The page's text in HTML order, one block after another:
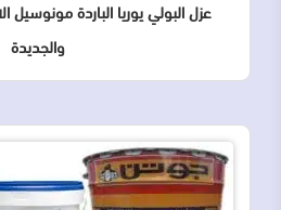
عزل البولي يوريا الباردة مونوسيل
والجديدة